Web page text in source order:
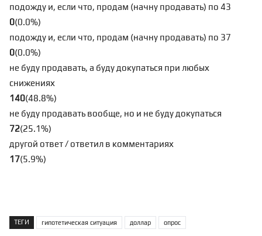
подожду и, если что, продам (начну продавать) по 43
0(0.0%)
подожду и, если что, продам (начну продавать) по 37
0(0.0%)
не буду продавать, а буду докупаться при любых
снижениях
140(48.8%)
не буду продавать вообще, но и не буду докупаться
72(25.1%)
другой ответ / ответил в комментариях
17(5.9%)
ТЕГИ гипотетическая ситуация доллар опрос